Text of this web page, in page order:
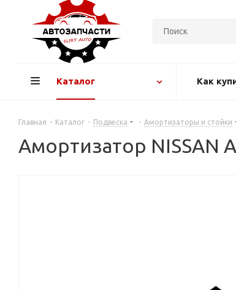
Каталог Как
Главная - Каталог - Подвеска - Амортизаторы и стойки
Амортизатор NISSAN